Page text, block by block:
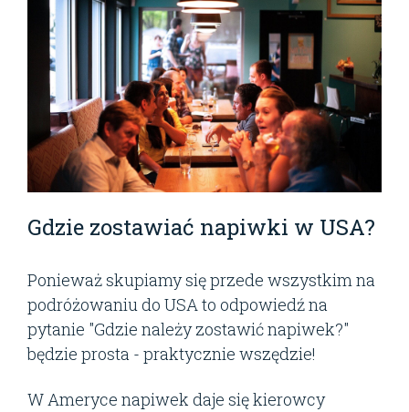
Gdzie zostawiać napiwki w USA?
Ponieważ skupiamy się przede wszystkim na
podróżowaniu do USA to odpowiedź na
pytanie "Gdzie należy zostawić napiwek?"
będzie prosta - praktycznie wszędzie!
W Ameryce napiwek daje się kierowcy